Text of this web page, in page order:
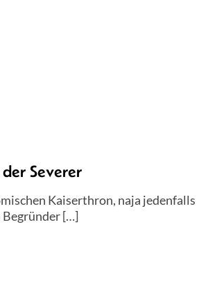
Severer
Kaiserthron, naja jedenfalls
Begründer […]